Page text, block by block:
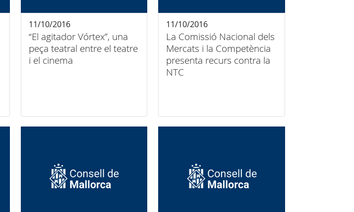
“El agitador Vórtex”, una
peça teatral entre el teatre
i el cinema
11/10/2016
La Comissió Nacional dels
Mercats i la Competència
presenta recurs contra la
NTC
11/10/2016